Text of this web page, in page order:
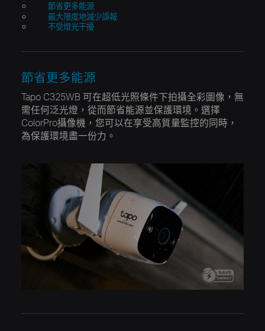
節省更多能源
最大限度地減少誤報
不受燈光干擾
節省更多能源
Tapo C325WB 可在超低光照條件下拍攝全彩圖像，無
需任何泛光燈，從而節省能源並保護環境。選擇
ColorPro攝像機，您可以在享受高質量監控的同時，
為保護環境盡一份力。